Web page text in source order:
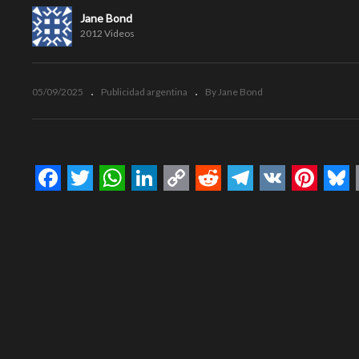
Jane Bond
2012 Videos
05/09/2025 Publicidad argentina By Jane Bond